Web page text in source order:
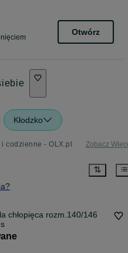
Otwórz
Kłodzko
codzienne - OLX.pl Zobacz
chłopięca rozm.140/146